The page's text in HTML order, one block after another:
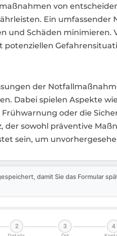
von
Ein umfassender
und Schäden minimieren.
der
Dabei spielen Aspekte
oder die
sowohl präventive
sein, um
damit Sie das Formular
2 3 4